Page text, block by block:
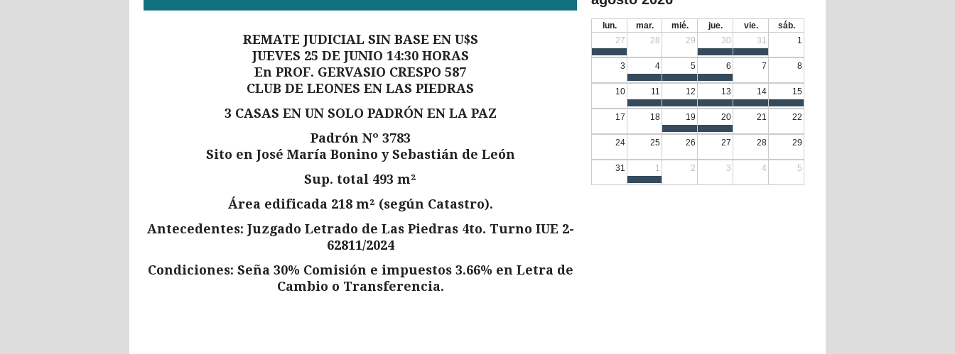
REMATE JUDICIAL SIN BASE EN U$S
JUEVES 25 DE JUNIO 14:30 HORAS
En PROF. GERVASIO CRESPO 587
CLUB DE LEONES EN LAS PIEDRAS
3 CASAS EN UN SOLO PADRÓN EN LA PAZ
Padrón Nº 3783
Sito en José María Bonino y Sebastián de León
Sup. total 493 m²
Área edificada 218 m² (según Catastro).
Antecedentes: Juzgado Letrado de Las Piedras 4to. Turno IUE 2-
62811/2024
Condiciones: Seña 30% Comisión e impuestos 3.66% en Letra de
Cambio o Transferencia.
lun. mar. mié. jue. vie.
sáb.
27
28 29 30 31 1
3 4 5 6 7 8
10 11 12 13 14 15
17 18 19 20 21 22
24 25 26 27 28 29
31 1 2 3 4 5